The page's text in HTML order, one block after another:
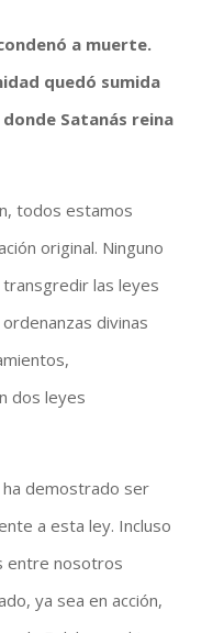
a muerte.
quedó sumida
Satanás reina
todos estamos
original. Ninguno
las leyes
divinas
dos leyes
ha demostrado ser
a esta ley. Incluso
entre nosotros
ya sea en acción,